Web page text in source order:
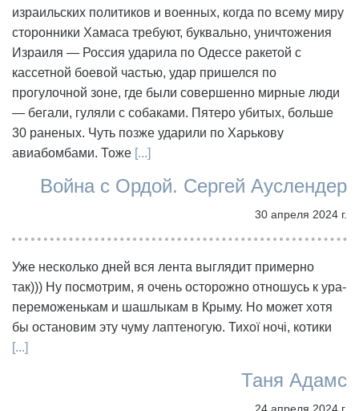
израильских политиков и военных, когда по всему миру
сторонники Хамаса требуют, буквально, уничтожения
Израиля — Россия ударила по Одессе ракетой с
кассетной боевой частью, удар пришелся по
прогулочной зоне, где были совершенно мирные люди
— бегали, гуляли с собаками. Пятеро убитых, больше
30 раненых. Чуть позже ударили по Харькову
авиабомбами. Тоже [...]
Война с Ордой. Сергей Ауслендер
30 апреля 2024 г.
Уже несколько дней вся лента выглядит примерно
так))) Ну посмотрим, я очень осторожно отношусь к ура-
переможенькам и шашлыкам в Крыму. Но может хотя
бы остановим эту чуму лаптеногую. Тихої ночі, котики
[...]
Таня Адамс
24 апреля 2024 г.